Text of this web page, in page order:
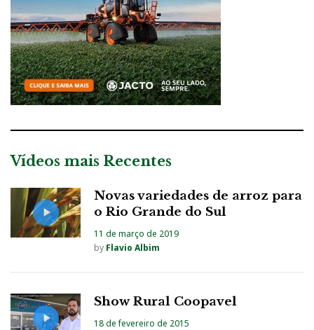
Vídeos mais Recentes
Novas variedades de arroz para
o Rio Grande do Sul
11 de março de 2019
by Flavio Albim
Show Rural Coopavel
18 de fevereiro de 2015